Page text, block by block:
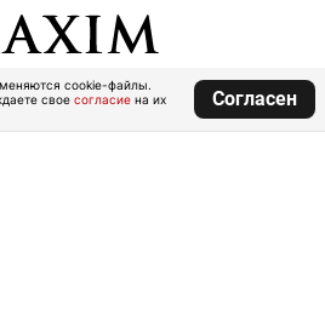
cookie-файлы.
свое согласие на их
Согласен